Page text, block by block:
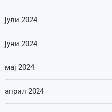
јули 2024
јуни 2024
мај 2024
април 2024